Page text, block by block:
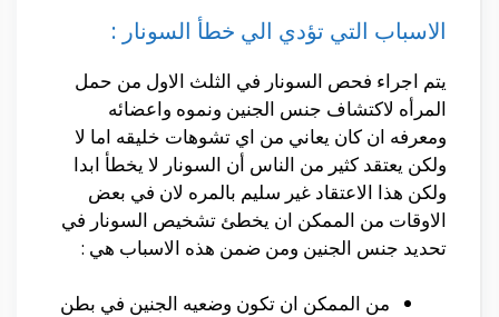
الاسباب التي تؤدي الي خطأ السونار :
يتم اجراء فحص السونار في الثلث الاول من حمل
المرأه لاكتشاف جنس الجنين ونموه واعضائه
ومعرفه ان كان يعاني من اي تشوهات خليقه اما لا
ولكن يعتقد كثير من الناس أن السونار لا يخطأ ابدا
ولكن هذا الاعتقاد غير سليم بالمره لان في بعض
الاوقات من الممكن ان يخطئ تشخيص السونار في
تحديد جنس الجنين ومن ضمن هذه الاسباب هي :
من الممكن ان تكون وضعيه الجنين في بطن